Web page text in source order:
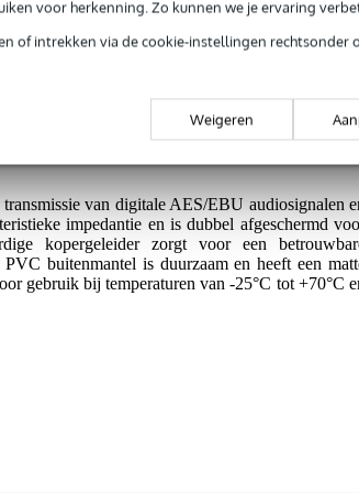
voor herkenning. Zo kunnen we je ervaring
of intrekken via de cookie-instellingen rechtsonder
Weigeren
van digitale AES/EBU audiosignalen
impedantie en is dubbel afgeschermd
kopergeleider zorgt voor een
buitenmantel is duurzaam en heeft een
gebruik bij temperaturen van -25°C tot +70°C